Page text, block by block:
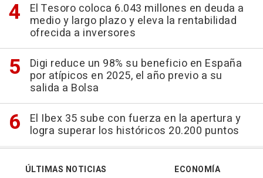
El Tesoro coloca 6.043 millones en deuda a
medio y largo plazo y eleva la rentabilidad
ofrecida a inversores
Digi reduce un 98% su beneficio en España
por atípicos en 2025, el año previo a su
salida a Bolsa
El Ibex 35 sube con fuerza en la apertura y
logra superar los históricos 20.200 puntos
ÚLTIMAS NOTICIAS
ECONOMÍA